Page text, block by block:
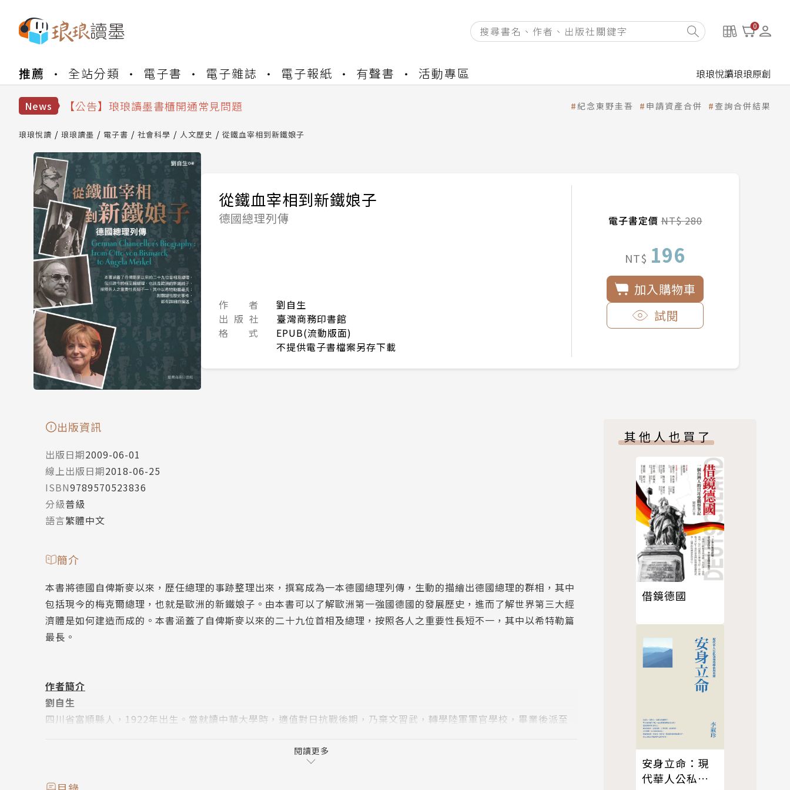
0
推薦 全站分類 電子書 電子雜誌 電子報紙 有聲書 活動專區 琅琅悅讀琅琅原創
News
【公告】琅琅讀墨數位閱讀資產合併與書櫃開通申請
【公告】琅琅讀墨 3 分鐘完成書櫃開通與資產合併申請圖文教學
【公告】琅琅讀墨數位閱讀資產合併與書櫃開通申請
紀念東野圭吾 申請資產合併 查詢合併結果
琅琅悅讀 琅琅讀墨 電子書 社會科學 人文歷史 從鐵血宰相到新鐵娘子
從鐵血宰相到新鐵娘子
德國總理列傳
作 者
劉自生
出 版 社
臺灣商務印書館
格 式
EPUB(流動版面)
不提供電子書檔案另存下載
電子書定價NT$ 280
NT$ 196
加入購物車
試閱
出版資訊
出版日期2009-06-01
線上出版日期2018-06-25
ISBN9789570523836
分級普級
語言繁體中文
簡介
本書將德國自俾斯麥以來，歷任總理的事跡整理出來，撰寫成為一本德國總理列傳，生動的描繪出德國總理的群相，其中
包括現今的梅克爾總理，也就是歐洲的新鐵娘子。由本書可以了解歐洲第一強國德國的發展歷史，進而了解世界第三大經
濟體是如何建造而成的。本書涵蓋了自俾斯麥以來的二十九位首相及總理，按照各人之重要性長短不一，其中以希特勒篇
最長。
作者簡介
劉自生
四川省富順縣人，1922年出生。當就讀中華大學時，適值對日抗戰後期，乃棄文習武，轉學陸軍軍官學校，畢業後派至
翻譯科長，暨上校副處長，副主任等要職。復於1968年轉職外交部，派往駐美大使館服務。在華府期間，於公務之暇，
至喬治城大學及美農業部研究所進修，於是對美國之政經情形有更深入之了解。隨後並赴美，加，中南美，與歐洲之英、
法、德、意、奧、比、荷、瑞士，及亞洲各重要國家訪問考察。足跡所至幾遍天下，因此對國際情勢，尤有相當之認識。
閱讀更多
其他人也買了
借鏡德國
安身立命：現
代華人公私領